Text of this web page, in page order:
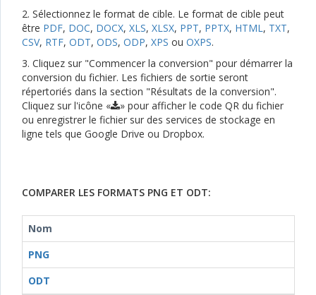
2. Sélectionnez le format de cible. Le format de cible peut
être PDF, DOC, DOCX, XLS, XLSX, PPT, PPTX, HTML, TXT,
CSV, RTF, ODT, ODS, ODP, XPS ou OXPS.
3. Cliquez sur "Commencer la conversion" pour démarrer la
conversion du fichier. Les fichiers de sortie seront
répertoriés dans la section "Résultats de la conversion".
Cliquez sur l'icône «
» pour afficher le code QR du fichier
ou enregistrer le fichier sur des services de stockage en
ligne tels que Google Drive ou Dropbox.
COMPARER LES FORMATS PNG ET ODT:
Nom
PNG
ODT